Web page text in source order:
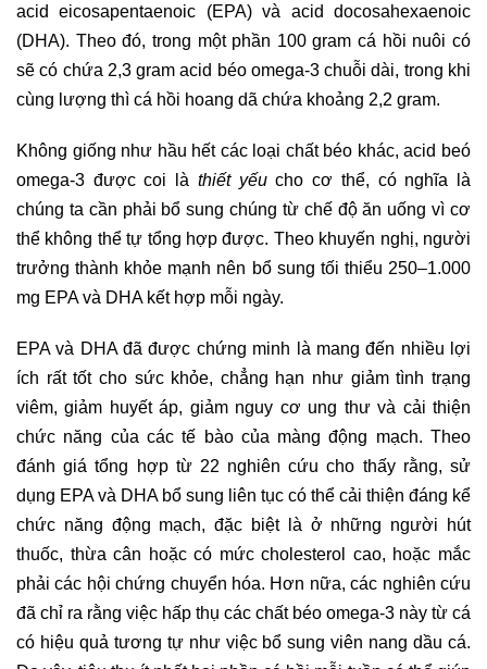
acid eicosapentaenoic (EPA) và acid docosahexaenoic
(DHA). Theo đó, trong một phần 100 gram cá hồi nuôi có
sẽ có chứa 2,3 gram acid béo omega-3 chuỗi dài, trong khi
cùng lượng thì cá hồi hoang dã chứa khoảng 2,2 gram.
Không giống như hầu hết các loại chất béo khác, acid beó
omega-3 được coi là thiết yếucho cơ thể, có nghĩa là
chúng ta cần phải bổ sung chúng từ chế độ ăn uống vì cơ
thể không thể tự tổng hợp được. Theo khuyến nghị, người
trưởng thành khỏe mạnh nên bổ sung tối thiểu 250–1.000
mg EPA và DHA kết hợp mỗi ngày.
EPA và DHA đã được chứng minh là mang đến nhiều lợi
ích rất tốt cho sức khỏe, chẳng hạn như giảm tình trạng
viêm, giảm huyết áp, giảm nguy cơ ung thư và cải thiện
chức năng của các tế bào của màng động mạch. Theo
đánh giá tổng hợp từ 22 nghiên cứu cho thấy rằng, sử
dụng EPA và DHA bổ sung liên tục có thể cải thiện đáng kể
chức năng động mạch, đặc biệt là ở những người hút
thuốc, thừa cân hoặc có mức cholesterol cao, hoặc mắc
phải các hội chứng chuyển hóa. Hơn nữa, các nghiên cứu
đã chỉ ra rằng việc hấp thụ các chất béo omega-3 này từ cá
có hiệu quả tương tự như việc bổ sung viên nang dầu cá.